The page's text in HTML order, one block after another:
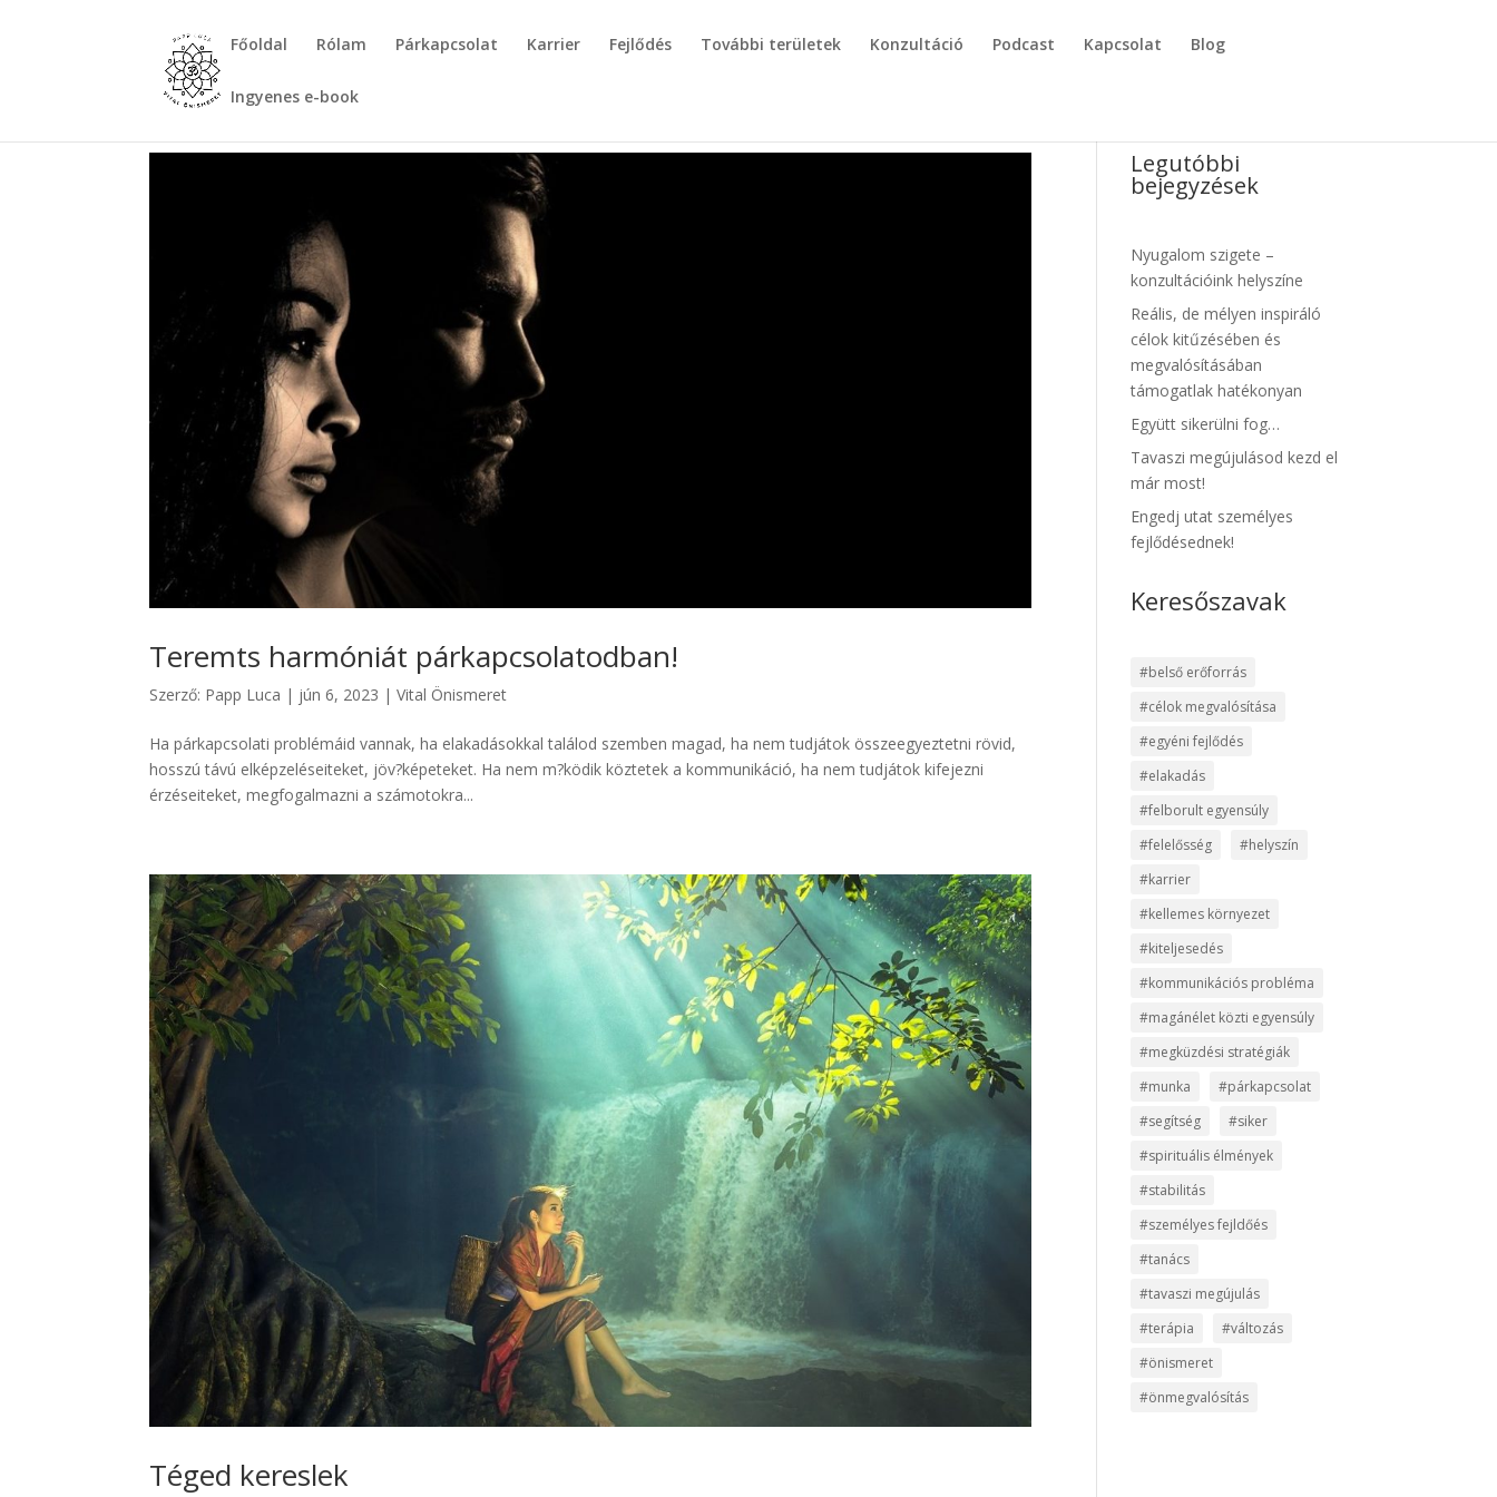
Főoldal Rólam Párkapcsolat Karrier Fejlődés További területek Konzultáció Podcast Kapcsolat Blog
Ingyenes e-book
Teremts harmóniát párkapcsolatodban!
Szerző: Papp Luca | jún 6, 2023 |Vital Önismeret
Ha párkapcsolati problémáid vannak, ha elakadásokkal találod szemben magad, ha nem tudjátok összeegyeztetni rövid,
hosszú távú elképzeléseiteket, jöv?képeteket. Ha nem m?ködik köztetek a kommunikáció, ha nem tudjátok kifejezni
érzéseiteket, megfogalmazni a számotokra...
Téged kereslek
Legutóbbi
bejegyzések
Nyugalom szigete –
konzultációink helyszíne
Reális, de mélyen inspiráló
célok kitűzésében és
megvalósításában
támogatlak hatékonyan
Együtt sikerülni fog…
Tavaszi megújulásod kezd el
már most!
Engedj utat személyes
fejlődésednek!
Keresőszavak
#belső erőforrás
#célok megvalósítása
#egyéni fejlődés
#elakadás
#felborult egyensúly
#felelősség
#helyszín
#karrier
#kellemes környezet
#kiteljesedés
#kommunikációs probléma
#magánélet közti egyensúly
#megküzdési stratégiák
#munka
#párkapcsolat
#segítség
#siker
#spirituális élmények
#stabilitás
#személyes fejldőés
#tanács
#tavaszi megújulás
#terápia
#változás
#önismeret
#önmegvalósítás